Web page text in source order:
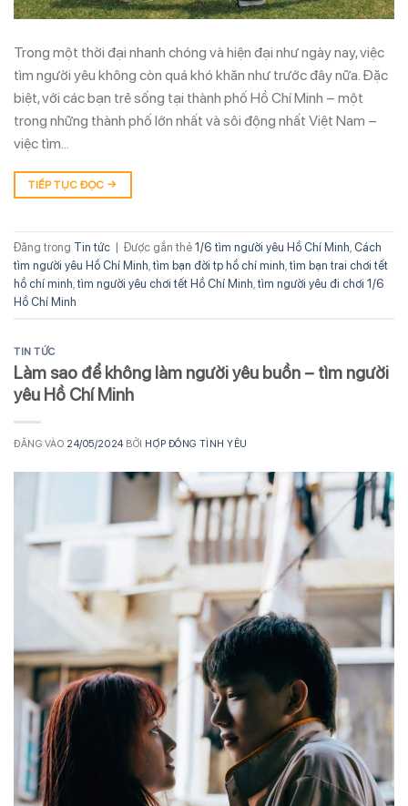
Trong một thời đại nhanh chóng và hiện đại như ngày nay, việc
tìm người yêu không còn quá khó khăn như trước đây nữa. Đặc
biệt, với các bạn trẻ sống tại thành phố Hồ Chí Minh – một
trong những thành phố lớn nhất và sôi động nhất Việt Nam –
việc tìm…
TIẾP TỤC ĐỌC →
Đăng trong Tin tức | Được gắn thẻ 1/6 tìm người yêu Hồ Chí Minh Cách
tìm người yêu Hồ Chí Minh tìm bạn đời tp hồ chí minh tìm bạn trai chơi tết
hồ chí minh tìm người yêu chơi tết Hồ Chí Minh tìm người yêu đi chơi 1/6
Hồ Chí Minh
TIN TỨC
Làm sao để không làm người yêu buồn – tìm người
yêu Hồ Chí Minh
ĐĂNG VÀO 24/05/2024 BỞI HỢP ĐỒNG TÌNH YÊU